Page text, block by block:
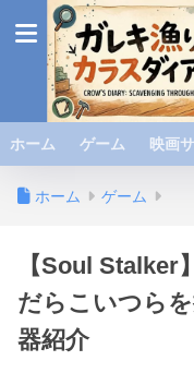
ホーム ゲーム 映画
ホーム ゲーム
【Soul Stalker
だらこいつら
器紹介